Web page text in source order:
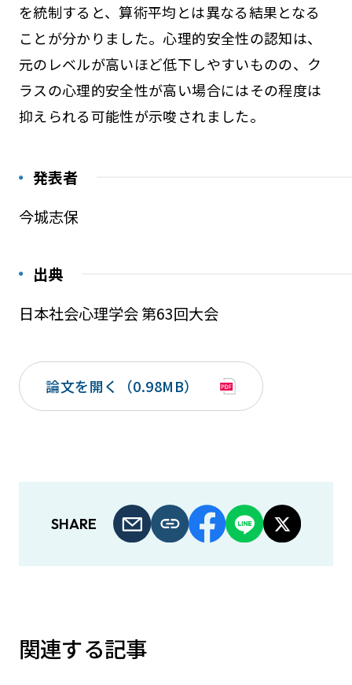
を統制すると、算術平均とは異なる結果となる
ことが分かりました。心理的安全性の認知は、
元のレベルが高いほど低下しやすいものの、ク
ラスの心理的安全性が高い場合にはその程度は
抑えられる可能性が示唆されました。
発表者
今城志保
出典
日本社会心理学会 第63回大会
論文を開く（0.98MB）
SHARE
関連する記事